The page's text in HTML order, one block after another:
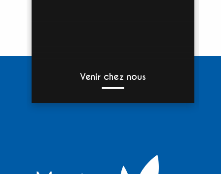
Venir chez nous